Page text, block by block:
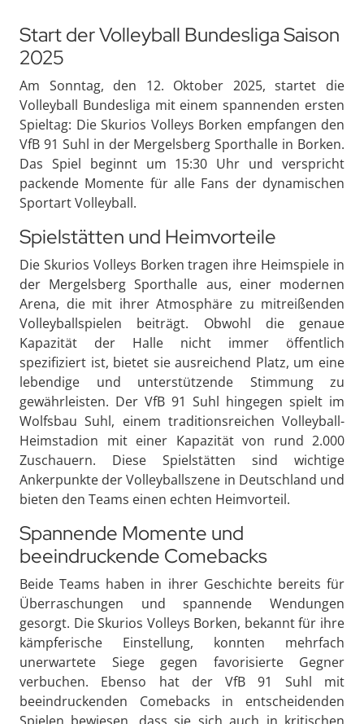
Start der Volleyball Bundesliga Saison
2025
Am Sonntag, den 12. Oktober 2025, startet die
Volleyball Bundesliga mit einem spannenden ersten
Spieltag: Die Skurios Volleys Borken empfangen den
VfB 91 Suhl in der Mergelsberg Sporthalle in Borken.
Das Spiel beginnt um 15:30 Uhr und verspricht
packende Momente für alle Fans der dynamischen
Sportart Volleyball.
Spielstätten und Heimvorteile
Die Skurios Volleys Borken tragen ihre Heimspiele in
der Mergelsberg Sporthalle aus, einer modernen
Arena, die mit ihrer Atmosphäre zu mitreißenden
Volleyballspielen beiträgt. Obwohl die genaue
Kapazität der Halle nicht immer öffentlich
spezifiziert ist, bietet sie ausreichend Platz, um eine
lebendige und unterstützende Stimmung zu
gewährleisten. Der VfB 91 Suhl hingegen spielt im
Wolfsbau Suhl, einem traditionsreichen Volleyball-
Heimstadion mit einer Kapazität von rund 2.000
Zuschauern. Diese Spielstätten sind wichtige
Ankerpunkte der Volleyballszene in Deutschland und
bieten den Teams einen echten Heimvorteil.
Spannende Momente und
beeindruckende Comebacks
Beide Teams haben in ihrer Geschichte bereits für
Überraschungen und spannende Wendungen
gesorgt. Die Skurios Volleys Borken, bekannt für ihre
kämpferische Einstellung, konnten mehrfach
unerwartete Siege gegen favorisierte Gegner
verbuchen. Ebenso hat der VfB 91 Suhl mit
beeindruckenden Comebacks in entscheidenden
Spielen bewiesen, dass sie sich auch in kritischen